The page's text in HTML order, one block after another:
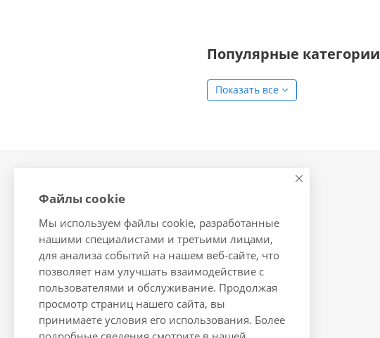
Популярные категории
Показать все
О компании
Новости
Сотрудники
Вакансии
Магазины
Политика
Условия оплаты
Условия доставки
Гарантия на товар
Подборки товаров
Файлы cookie
Мы используем файлы cookie, разработанные
нашими специалистами и третьими лицами,
для анализа событий на нашем веб-сайте, что
позволяет нам улучшать взаимодействие с
пользователями и обслуживание. Продолжая
просмотр страниц нашего сайта, вы
принимаете условия его использования. Более